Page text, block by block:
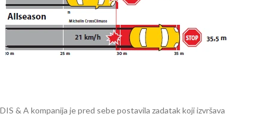
DIS & A kompanija je pred sebe postavila zadatak koji izvršava